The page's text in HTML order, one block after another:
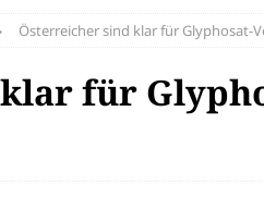
Österreicher sind klar für Glyphosat-
für